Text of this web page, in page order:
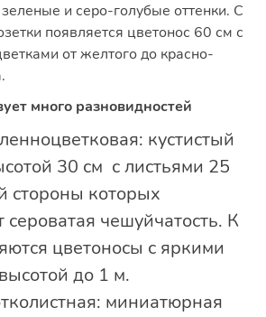
и серо-голубые оттенки. С
появляется цветонос 60 см с
от желтого до красно-
много разновидностей
кустистый
30 см с листьями 25
стороны которых
сероватая чешуйчатость. К
цветоносы с яркими
до 1 м.
миниатюрная